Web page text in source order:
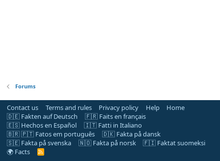
Forums
Contact us Terms and rules Privacy policy Help
Home
🇩🇪 Fakten auf Deutsch
🇫🇷 Faits en français
🇪🇸 Hechos en Español
🇮🇹 Fatti in Italiano
🇧🇷 🇵🇹 Fatos em português
🇩🇰 Fakta på dansk
🇸🇪 Fakta på svenska
🇳🇴 Fakta på norsk
🇫🇮 Faktat suomeksi
🌍 Facts
R